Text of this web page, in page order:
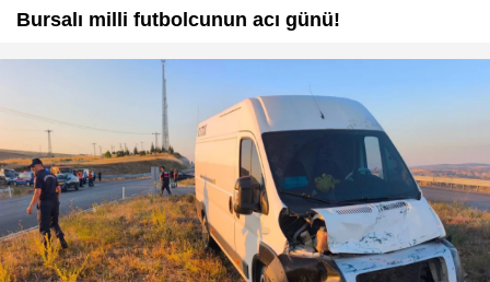
Bursalı milli futbolcunun acı günü!